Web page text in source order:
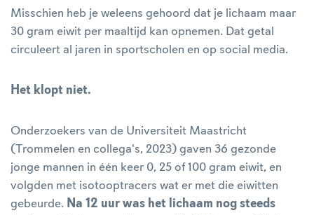
Misschien heb je weleens gehoord dat je lichaam maar
30 gram eiwit per maaltijd kan opnemen. Dat getal
circuleert al jaren in sportscholen en op social media.
Het klopt niet.
Onderzoekers van de Universiteit Maastricht
(Trommelen en collega's, 2023) gaven 36 gezonde
jonge mannen in één keer 0, 25 of 100 gram eiwit, en
volgden met isotooptracers wat er met die eiwitten
gebeurde. Na 12 uur was het lichaam nog steeds